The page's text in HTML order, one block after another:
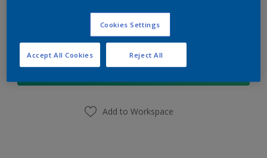
Add to Workspace
Cookies Settings
Reject All
Accept All Cookies